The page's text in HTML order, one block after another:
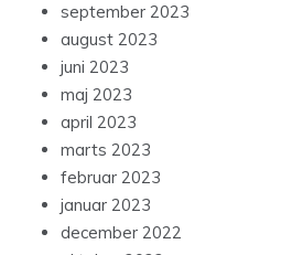
september 2023
august 2023
juni 2023
maj 2023
april 2023
marts 2023
februar 2023
januar 2023
december 2022